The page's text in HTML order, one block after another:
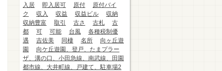
入居
即入居可 原付
原付バイ
ク
収入 収益 収益ビル
収納
収納豊富
取引 古さ 古札
古
都
可 可能 台風
各種税制優
遇
吉佐美 同棲 名所
向ヶ丘遊
園
向ケ丘遊園、登戸、たまプラー
ザ、溝の口、小田急線、南武線、田園
都市線、大井町線、戸建て、駐車場2